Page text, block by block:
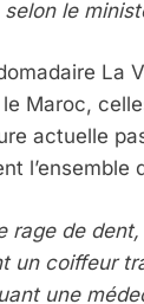
le
La
Maroc,
actuelle
l’ensemble
rage de
un coiffeur
une